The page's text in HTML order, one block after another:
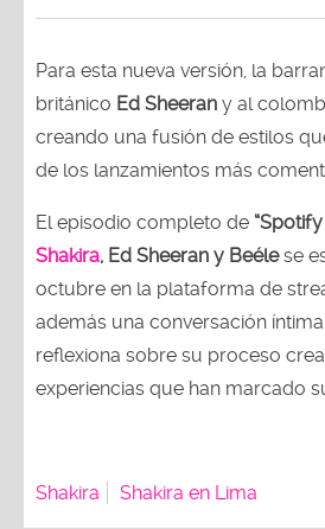
Para esta nueva versión, la
británico Ed Sheeran y al
creando una fusión de estilos
de los lanzamientos más
El episodio completo de
Shakira, Ed Sheeran y Beélese
octubre en la plataforma de
además una conversación
reflexiona sobre su proceso
experiencias que han marcado
Shakira Shakira en Lima